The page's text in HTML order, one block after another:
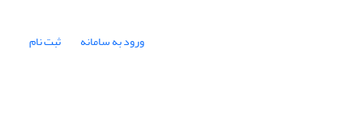
ورود به سامانه ثبت نام